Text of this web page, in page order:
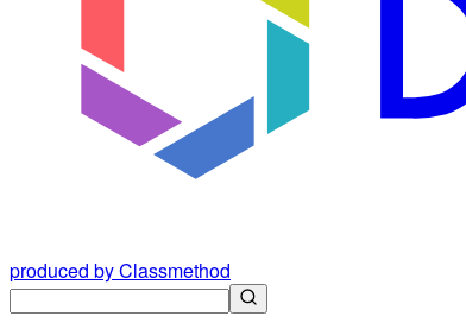
produced by Classmethod